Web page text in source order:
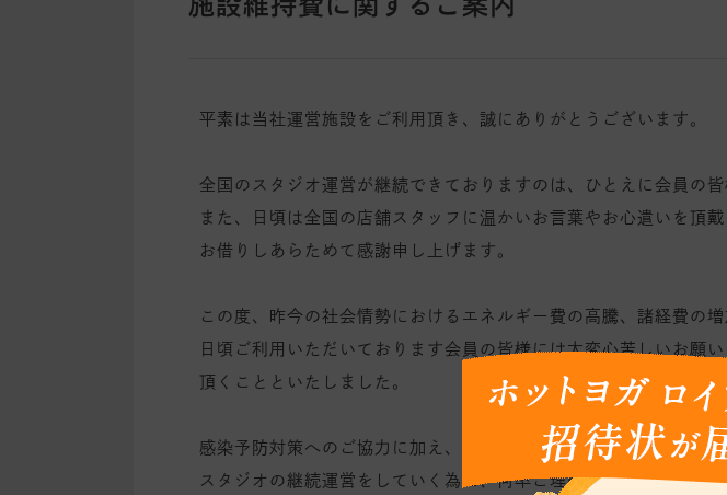
平素は当社運営施設をご利用頂き、誠にありがとうございます。
全国のスタジオ運営が継続できておりますのは、ひとえに 会員の
また、日頃は全国の店舗スタッフに温かいお言葉やお心遣いを頂戴
お借りしあらためて感謝申し上げます。
この度、昨今の社会情勢におけるエネルギー費の高騰、諸経費の
日頃ご利用いただいております会員の皆様には大変心苦しいお願
頂くことといたしました。
感染予防対策へのご協力に加え、新たなご負担をおかけすることに
スタジオの継続運営をしていく為に、何卒ご理解賜りたくお願い